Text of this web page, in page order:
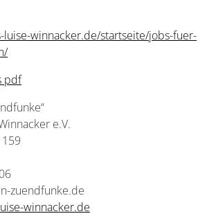
winnacker.de/startseite/jobs-fuer-
pdf
e.V.
zuendfunke.de
winnacker.de